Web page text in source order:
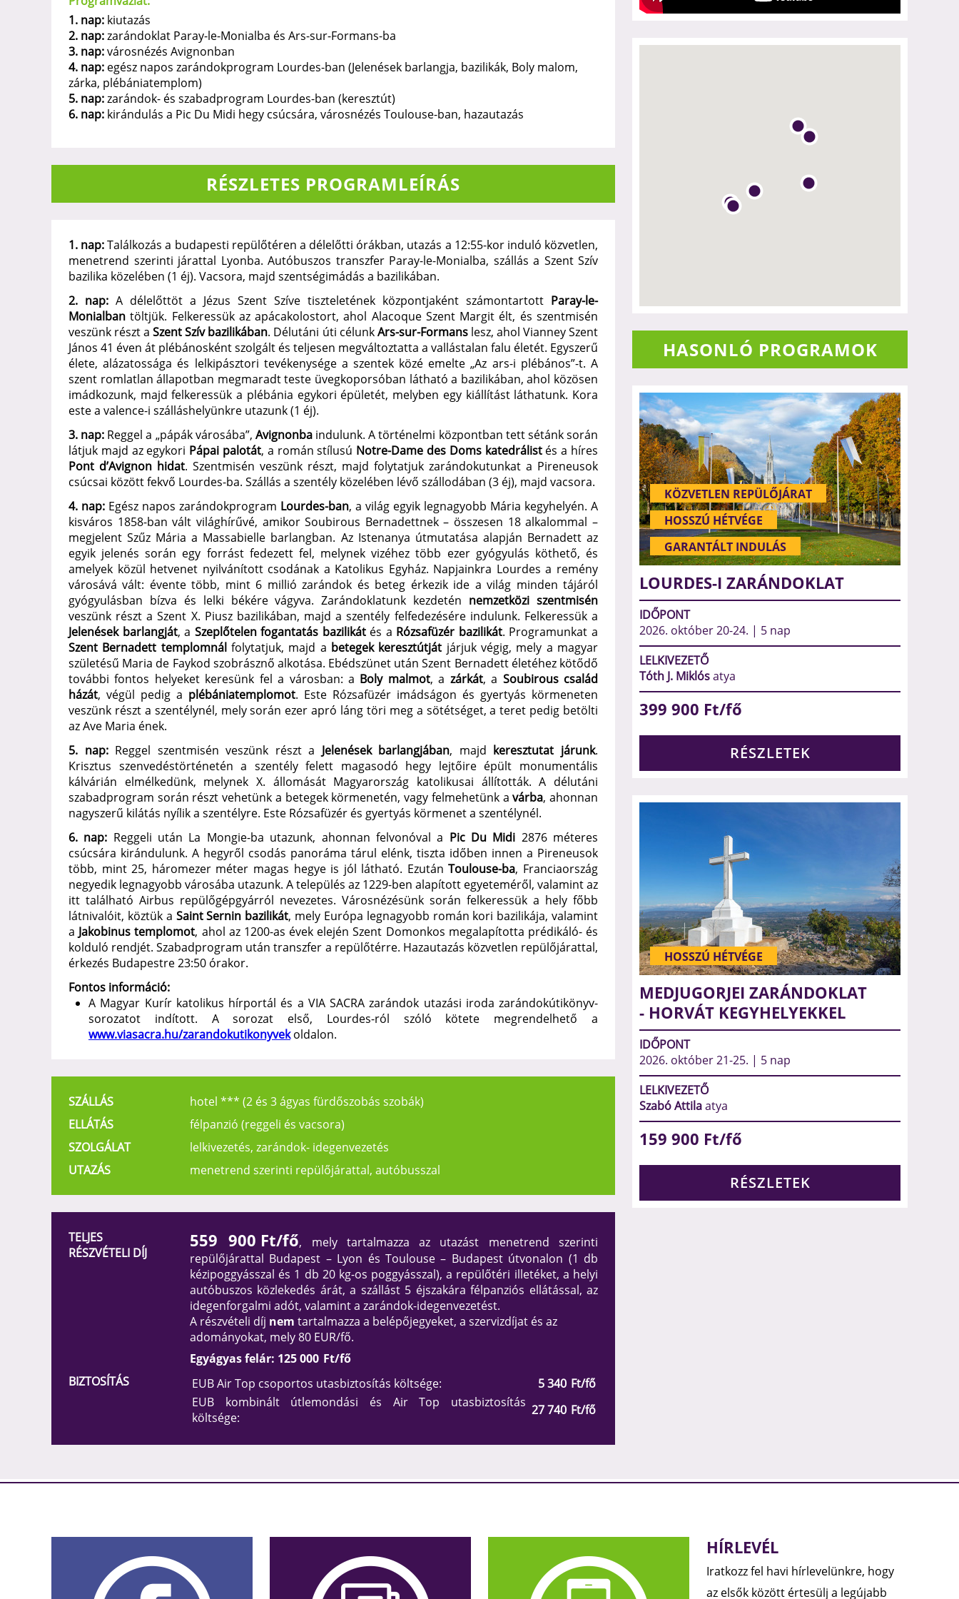
1. nap: kiutazás
2. nap:zarándoklat Paray-le-Monialba és Ars-sur-Formans-ba
3. nap:városnézés Avignonban
4. nap: egész napos zarándokprogram Lourdes-ban (Jelenések barlangja, bazilikák, Boly malom,
zárka, plébániatemplom)
5. nap:zarándok- és szabadprogram Lourdes-ban (keresztút)
6. nap: kirándulás a Pic Du Midi hegy csúcsára, városnézés Toulouse-ban, hazautazás
RÉSZLETES PROGRAMLEÍRÁS
1. nap:Találkozás a budapesti repülőtéren a délelőtti órákban, utazás a 12:55-kor induló közvetlen,
menetrend szerinti járattal Lyonba. Autóbuszos transzfer Paray-le-Monialba, szállás a Szent Szív
bazilika közelében (1 éj). Vacsora, majd szentségimádás a bazilikában.
2. nap: A délelőttöt a Jézus Szent Szíve tiszteletének központjaként számontartott Paray-le-
Monialban töltjük. Felkeressük az apácakolostort, ahol Alacoque Szent Margit élt, és szentmisén
veszünk részt aSzent Szív bazilikában. Délutáni úti célunkArs-sur-Formanslesz, ahol Vianney Szent
János 41 éven át plébánosként szolgált és teljesen megváltoztatta a vallástalan falu életét. Egyszerű
élete, alázatossága és lelkipásztori tevékenysége a szentek közé emelte „Az ars-i plébános”-t. A
szent romlatlan állapotban megmaradt teste üvegkoporsóban látható a bazilikában, ahol közösen
imádkozunk, majd felkeressük a plébánia egykori épületét, melyben egy kiállítást láthatunk. Kora
este a valence-i szálláshelyünkre utazunk (1 éj).
3. nap: Reggel a „pápák városába”, Avignonbaindulunk. A történelmi központban tett sétánk során
látjuk majd az egykori Pápai palotát, a román stílusú Notre-Dame des Doms katedrálistés a híres
Pont d’Avignon hidat. Szentmisén veszünk részt, majd folytatjuk zarándokutunkat a Pireneusok
csúcsai között fekvő Lourdes-ba. Szállás a szentély közelében lévő szállodában (3 éj), majd vacsora.
4. nap: Egész napos zarándokprogram Lourdes-ban, a világ egyik legnagyobb Mária kegyhelyén. A
kisváros 1858-ban vált világhírűvé, amikor Soubirous Bernadettnek – összesen 18 alkalommal –
megjelent Szűz Mária a Massabielle barlangban. Az Istenanya útmutatása alapján Bernadett az
egyik jelenés során egy forrást fedezett fel, melynek vizéhez több ezer gyógyulás köthető, és
amelyek közül hetvenet nyilvánított csodának a Katolikus Egyház. Napjainkra Lourdes a remény
városává vált: évente több, mint 6 millió zarándok és beteg érkezik ide a világ minden tájáról
gyógyulásban bízva és lelki békére vágyva. Zarándoklatunk kezdetén nemzetközi szentmisén
veszünk részt a Szent X. Piusz bazilikában, majd a szentély felfedezésére indulunk. Felkeressük a
Jelenések barlangját, a Szeplőtelen fogantatás bazilikátés a Rózsafüzér bazilikát. Programunkat a
Szent Bernadett templomnálfolytatjuk, majd a betegek keresztútját járjuk végig, mely a magyar
születésű Maria de Faykod szobrásznő alkotása. Ebédszünet után Szent Bernadett életéhez kötődő
további fontos helyeket keresünk fel a városban: a Boly malmot, a zárkát, a Soubirous család
házát, végül pedig a plébániatemplomot. Este Rózsafüzér imádságon és gyertyás körmeneten
veszünk részt a szentélynél, mely során ezer apró láng töri meg a sötétséget, a teret pedig betölti
az Ave Maria ének.
5. nap:Reggel szentmisén veszünk részt a Jelenések barlangjában, majd keresztutat járunk.
Krisztus szenvedéstörténetén a szentély felett magasodó hegy lejtőire épült monumentális
kálvárián elmélkedünk, melynek X. állomását Magyarország katolikusai állították. A délutáni
szabadprogram során részt vehetünk a betegek körmenetén, vagy felmehetünk avárba, ahonnan
nagyszerű kilátás nyílik a szentélyre. Este Rózsafüzér és gyertyás körmenet a szentélynél.
6. nap: Reggeli után La Mongie-ba utazunk, ahonnan felvonóval a Pic Du Midi 2876 méteres
csúcsára kirándulunk. A hegyről csodás panoráma tárul elénk, tiszta időben innen a Pireneusok
több, mint 25, háromezer méter magas hegye is jól látható. EzutánToulouse-ba, Franciaország
negyedik legnagyobb városába utazunk. A település az 1229-ben alapított egyeteméről, valamint az
itt található Airbus repülőgépgyárról nevezetes. Városnézésünk során felkeressük a hely főbb
látnivalóit, köztük a Saint Sernin bazilikát, mely Európa legnagyobb román kori bazilikája, valamint
a Jakobinus templomot, ahol az 1200-as évek elején Szent Domonkos megalapította prédikáló- és
kolduló rendjét. Szabadprogram után transzfer a repülőtérre. Hazautazás közvetlen repülőjárattal,
érkezés Budapestre 23:50 órakor.
Fontos információ:
A Magyar Kurír katolikus hírportál és a VIA SACRA zarándok utazási iroda zarándokútikönyv-
sorozatot indított. A sorozat első, Lourdes-ról szóló kötete megrendelhető a
www.viasacra.hu/zarandokutikonyvekoldalon.
SZÁLLÁS
hotel *** (2 és 3 ágyas fürdőszobás szobák)
ELLÁTÁS
félpanzió (reggeli és vacsora)
SZOLGÁLAT
lelkivezetés, zarándok- idegenvezetés
UTAZÁS
menetrend szerinti repülőjárattal, autóbusszal
TELJES
RÉSZVÉTELI DÍJ
559 900 Ft/fő, mely tartalmazza az utazást menetrend szerinti
repülőjárattal Budapest – Lyon és Toulouse – Budapest útvonalon (1 db
kézipoggyásszal és 1 db 20 kg-os poggyásszal), a repülőtéri illetéket, a helyi
autóbuszos közlekedés árát, a szállást 5 éjszakára félpanziós ellátással, az
idegenforgalmi adót, valamint a zarándok-idegenvezetést.
A részvételi díj nem tartalmazza a belépőjegyeket, a szervizdíjat és az
adományokat, mely 80 EUR/fő.
Egyágyas felár: 125 000 Ft/fő
BIZTOSÍTÁS
EUB Air Top csoportos utasbiztosítás költsége: 5 340 Ft/fő
EUB kombinált útlemondási és Air Top utasbiztosítás
költsége:
27 740 Ft/fő
HASONLÓ PROGRAMOK
KÖZVETLEN REPÜLŐJÁRAT
HOSSZÚ HÉTVÉGE
GARANTÁLT INDULÁS
LOURDES-I ZARÁNDOKLAT
IDŐPONT
2026. október 20-24. | 5 nap
LELKIVEZETŐ
Tóth J. Miklósatya
399 900 Ft/fő
RÉSZLETEK
HOSSZÚ HÉTVÉGE
MEDJUGORJEI ZARÁNDOKLAT
- HORVÁT KEGYHELYEKKEL
IDŐPONT
2026. október 21-25. | 5 nap
LELKIVEZETŐ
Szabó Attilaatya
159 900 Ft/fő
RÉSZLETEK
HÍRLEVÉL
Iratkozz fel havi hírlevelünkre, hogy
az elsők között értesülj a legújabb